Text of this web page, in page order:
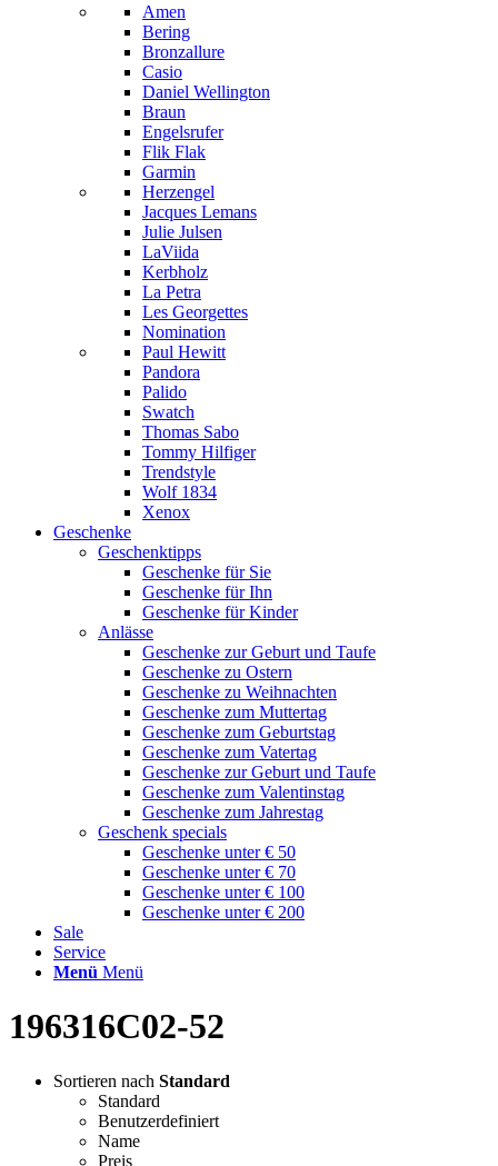
Amen
Bering
Bronzallure
Casio
Daniel Wellington
Braun
Engelsrufer
Flik Flak
Garmin
Herzengel
Jacques Lemans
Julie Julsen
LaViida
Kerbholz
La Petra
Les Georgettes
Nomination
Paul Hewitt
Pandora
Palido
Swatch
Thomas Sabo
Tommy Hilfiger
Trendstyle
Wolf 1834
Xenox
Geschenke
Geschenktipps
Geschenke für Sie
Geschenke für Ihn
Geschenke für Kinder
Anlässe
Geschenke zur Geburt und Taufe
Geschenke zu Ostern
Geschenke zu Weihnachten
Geschenke zum Muttertag
Geschenke zum Geburtstag
Geschenke zum Vatertag
Geschenke zur Geburt und Taufe
Geschenke zum Valentinstag
Geschenke zum Jahrestag
Geschenk specials
Geschenke unter € 50
Geschenke unter € 70
Geschenke unter € 100
Geschenke unter € 200
Sale
Service
Menü Menü
196316C02-52
Sortieren nach Standard
Standard
Benutzerdefiniert
Name
Preis